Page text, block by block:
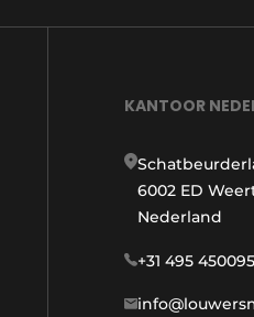
KANTOOR
6002 ED
Nederland
+31 495 450095